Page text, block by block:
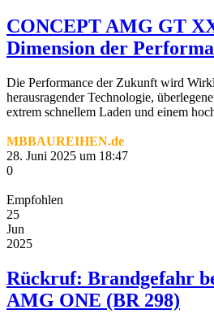
CONCEPT AMG GT
Dimension der
Die Performance der Zukunft wird
herausragender Technologie,
extrem schnellem Laden und einem
MBBAUREIHEN.de
28. Juni 2025 um 18:47
0
Empfohlen
25
Jun
2025
Rückruf: Brandgefahr
AMG ONE (BR 298)